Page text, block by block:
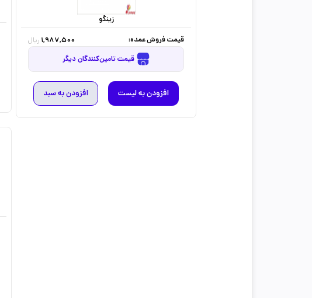
زینگو
قیمت فروش عمده:
1,987,500 ریال
قیمت تامین‌کنندگان دیگر
افزودن به لیست افزودن به سبد